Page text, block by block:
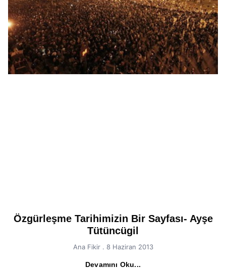
Özgürleşme Tarihimizin Bir Sayfası- Ayşe
Tütüncügil
Ana Fikir 8 Haziran 2013
Devamını Oku...